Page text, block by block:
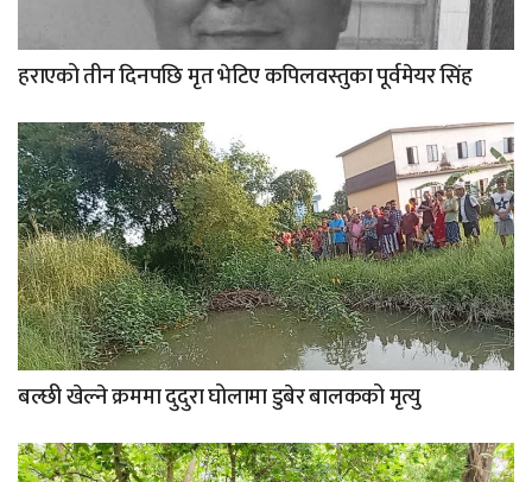
हराएको तीन दिनपछि मृत भेटिए कपिलवस्तुका पूर्वमेयर सिंह
बल्छी खेल्ने क्रममा दुदुरा घोलामा डुबेर बालकको मृत्यु